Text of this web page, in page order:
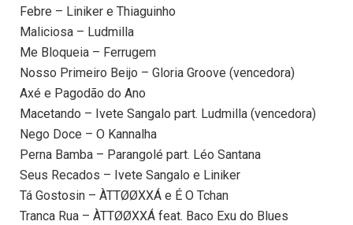
Febre – Liniker e Thiaguinho
Maliciosa – Ludmilla
Me Bloqueia – Ferrugem
Nosso Primeiro Beijo – Gloria Groove (vencedora)
Axé e Pagodão do Ano
Macetando – Ivete Sangalo part. Ludmilla (vencedora)
Nego Doce – O Kannalha
Perna Bamba – Parangolé part. Léo Santana
Seus Recados – Ivete Sangalo e Liniker
Tá Gostosin – ÀTTØØXXÁ e É O Tchan
Tranca Rua – ÀTTØØXXÁ feat. Baco Exu do Blues